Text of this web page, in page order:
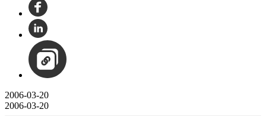
2006-03-20
2006-03-20